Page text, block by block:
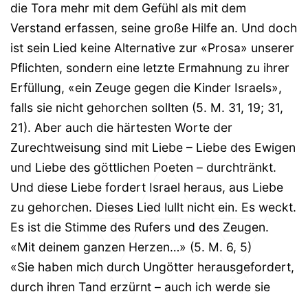
die Tora mehr mit dem Gefühl als mit dem
Verstand erfassen, seine große Hilfe an. Und doch
ist sein Lied keine Alternative zur «Prosa» unserer
Pflichten, sondern eine letzte Ermahnung zu ihrer
Erfüllung, «ein Zeuge gegen die Kinder Israels»,
falls sie nicht gehorchen sollten (5. M. 31, 19; 31,
21). Aber auch die härtesten Worte der
Zurechtweisung sind mit Liebe – Liebe des Ewigen
und Liebe des göttlichen Poeten – durchtränkt.
Und diese Liebe fordert Israel heraus, aus Liebe
zu gehorchen. Dieses Lied lullt nicht ein. Es weckt.
Es ist die Stimme des Rufers und des Zeugen.
«Mit deinem ganzen Herzen…» (5. M. 6, 5)
«Sie haben mich durch Ungötter herausgefordert,
durch ihren Tand erzürnt – auch ich werde sie